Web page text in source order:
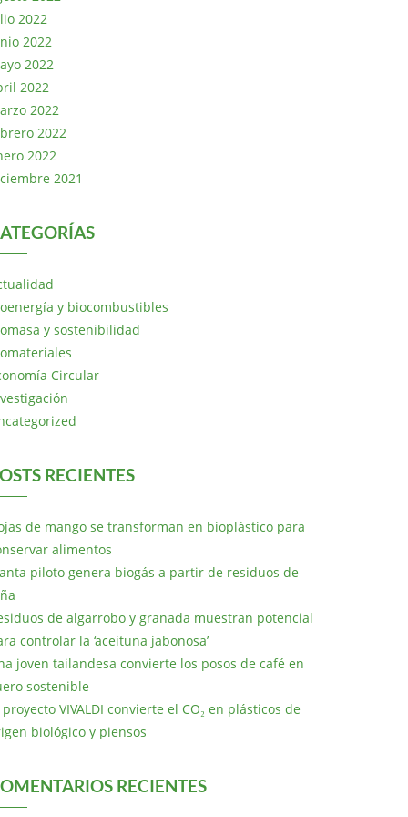
2022
2022
2022
2022
2022
2022
2022
2021
y biocombustibles
y sostenibilidad
Circular
RECIENTES
de mango se transforman en bioplástico para
alimentos
piloto genera biogás a partir de residuos de
de algarrobo y granada muestran potencial
controlar la ‘aceituna jabonosa’
joven tailandesa convierte los posos de café en
sostenible
proyecto VIVALDI convierte el CO₂ en plásticos de
biológico y piensos
RECIENTES